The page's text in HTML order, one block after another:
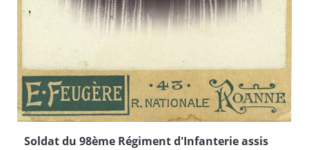
Soldat du 98ème Régiment d'Infanterie assis